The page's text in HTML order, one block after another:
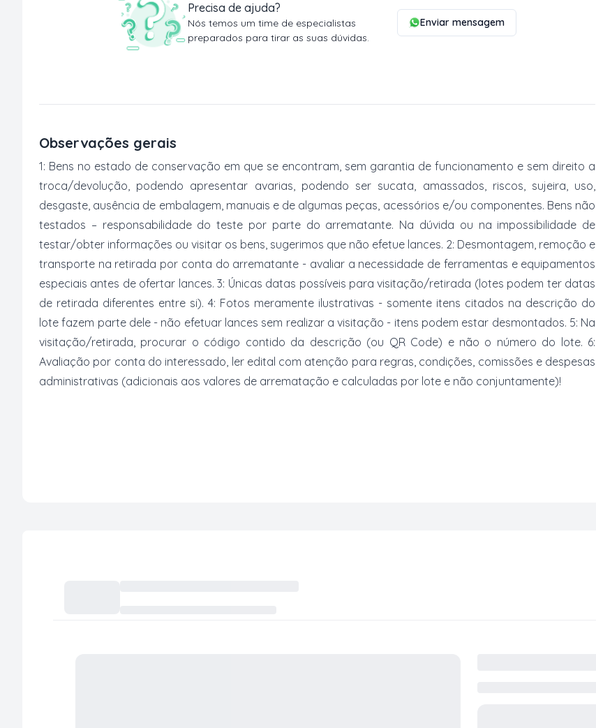
Precisa de ajuda?
Nós temos um time de especialistas
preparados para tirar as suas dúvidas.
Enviar mensagem
Observações gerais
1: Bens no estado de conservação em que se encontram, sem garantia de funcionamento e sem direito a
troca/devolução, podendo apresentar avarias, podendo ser sucata, amassados, riscos, sujeira, uso,
desgaste, ausência de embalagem, manuais e de algumas peças, acessórios e/ou componentes. Bens não
testados – responsabilidade do teste por parte do arrematante. Na dúvida ou na impossibilidade de
testar/obter informações ou visitar os bens, sugerimos que não efetue lances. 2: Desmontagem, remoção e
transporte na retirada por conta do arrematante - avaliar a necessidade de ferramentas e equipamentos
especiais antes de ofertar lances. 3: Únicas datas possíveis para visitação/retirada (lotes podem ter datas
de retirada diferentes entre si). 4: Fotos meramente ilustrativas - somente itens citados na descrição do
lote fazem parte dele - não efetuar lances sem realizar a visitação - itens podem estar desmontados. 5: Na
visitação/retirada, procurar o código contido da descrição (ou QR Code) e não o número do lote. 6:
Avaliação por conta do interessado, ler edital com atenção para regras, condições, comissões e despesas
administrativas (adicionais aos valores de arrematação e calculadas por lote e não conjuntamente)!